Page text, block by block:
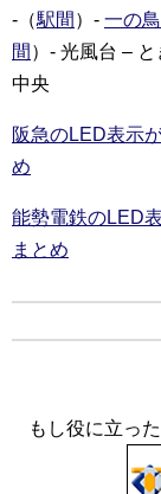
-（駅間 ）- 一の
間 ）- 光風台 –
中央
阪急のLED表示
め
能勢電鉄のLED
まとめ
もし役に立っ